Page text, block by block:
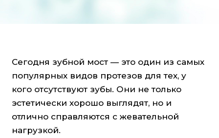
Сегодня зубной мост — это один из самых
популярных видов протезов для тех, у
кого отсутствуют зубы. Они не только
эстетически хорошо выглядят, но и
отлично справляются с жевательной
нагрузкой.